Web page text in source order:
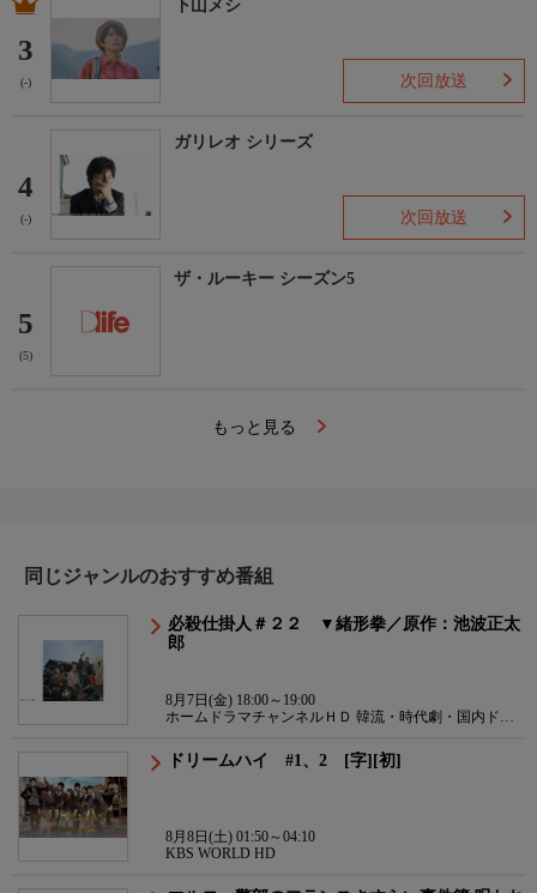
3
(-)
下山メシ
次回放送
4
(-)
ガリレオ シリーズ
次回放送
5
(5)
ザ・ルーキー シーズン5
もっと見る
同じジャンルのおすすめ番組
必殺仕掛人＃２２ ▼緒形拳／原作：池波正太
郎
8月7日(金) 18:00～19:00
ホームドラマチャンネルＨＤ 韓流・時代劇・国内ドラ
ドリームハイ #1、2 [字][初]
8月8日(土) 01:50～04:10
KBS WORLD HD